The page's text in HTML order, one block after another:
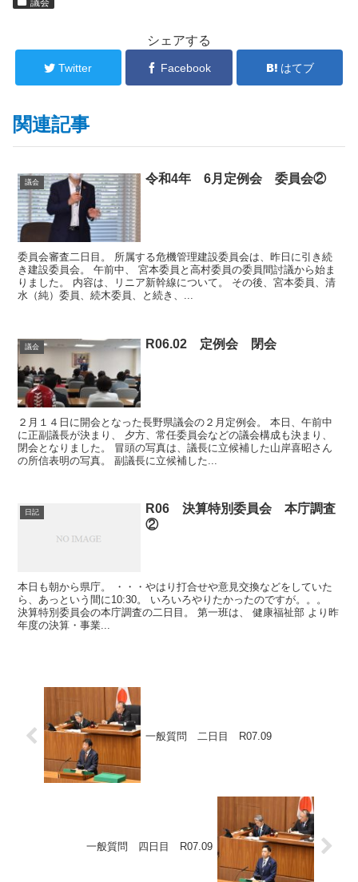
議会
シェアする
Twitter Facebook はてブ
関連記事
議会 令和4年 6月定例会 委員会②
委員会審査二日目。 所属する危機管理建設委員会は、昨日に引き続
き建設委員会。 午前中、 宮本委員と高村委員の委員間討議から始ま
りました。 内容は、リニア新幹線について。 その後、宮本委員、清
水（純）委員、続木委員、と続き、...
議会 R06.02 定例会 閉会
２月１４日に開会となった長野県議会の２月定例会。 本日、午前中
に正副議長が決まり、 夕方、常任委員会などの議会構成も決まり、
閉会となりました。 冒頭の写真は、議長に立候補した山岸喜昭さん
の所信表明の写真。 副議長に立候補した...
日記
R06 決算特別委員会 本庁調査
②
本日も朝から県庁。 ・・・やはり打合せや意見交換などをしていた
ら、あっという間に10:30。 いろいろやりたかったのですが。。。
決算特別委員会の本庁調査の二日目。 第一班は、 健康福祉部 より昨
年度の決算・事業...
一般質問 二日目 R07.09
一般質問 四日目 R07.09